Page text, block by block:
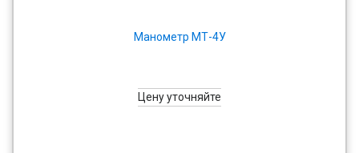
Манометр МТ-4У
Цену уточняйте